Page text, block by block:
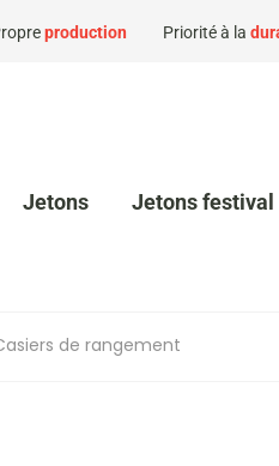
production Priorité à la
Jetons Jetons festival
de rangement